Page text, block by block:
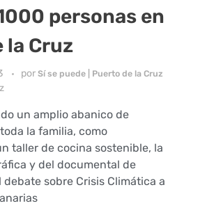
personas en
la Cruz
por Sí se puede | Puerto de la Cruz
un amplio abanico de
la familia, como
taller de cocina sostenible, la
y del documental de
debate sobre Crisis Climática a